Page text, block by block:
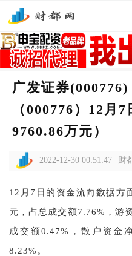
广发证券
（000776）12月
9760.86万元）
2022-12-30 00:51:47 财
12月7日的资金流向数据方
元，占总成交额7.76%，游
成交额0.47%，散户资金
8.23%。